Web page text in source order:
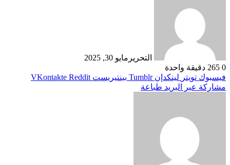
التحرير مايو 30, 2025
0
دقيقة واحدة
فيسبوك تويتر لينكدإن بينتيريست
مشاركة عبر البريد طباعة